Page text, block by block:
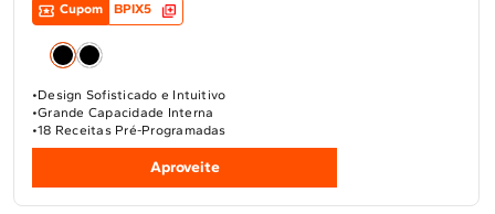
Cupom BPIX5
Design Sofisticado e Intuitivo
Grande Capacidade Interna
18 Receitas Pré-Programadas
Aproveite